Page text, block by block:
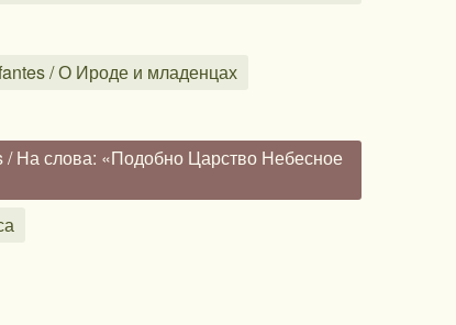
/ О Ироде и младенцах
На слова: «Подобно Царство Небесное